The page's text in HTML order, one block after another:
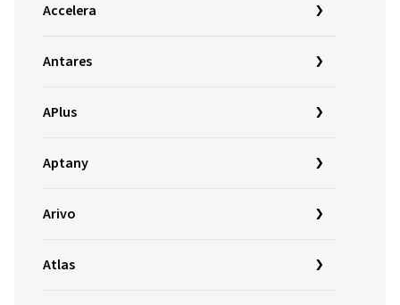
Accelera
Antares
APlus
Aptany
Arivo
Atlas